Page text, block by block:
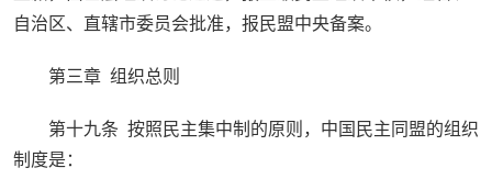
自治区、直辖市委员会批准，报民盟中央备案。
第三章 组织总则
第十九条 按照民主集中制的原则，中国民主同盟的组织
制度是：